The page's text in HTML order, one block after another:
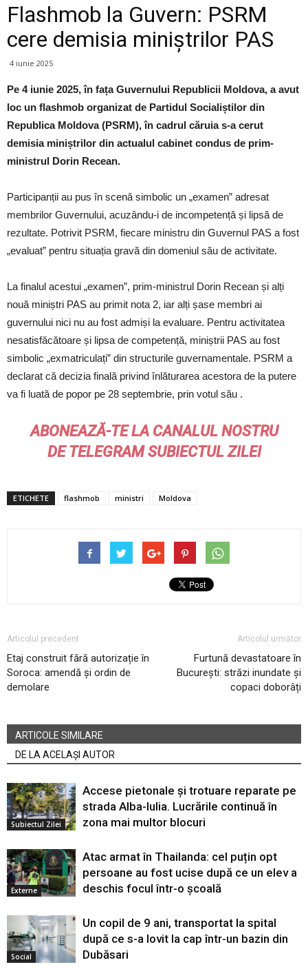
Flashmob la Guvern: PSRM
cere demisia miniștrilor PAS
4 iunie 2025
Pe 4 iunie 2025, în fața Guvernului Republicii Moldova, a avut
loc un flashmob organizat de Partidul Socialiștilor din
Republica Moldova (PSRM), în cadrul căruia s-a cerut
demisia miniștrilor din actualul cabinet condus de prim-
ministrul Dorin Recean.
Participanții au pus în scenă simbolic un „examen” adresat
membrilor Guvernului, acuzându-i de incompetență și lipsă de
rezultate. Potrivit PSRM, fiecare ministru din Guvernul PAS a fost
„evaluat” pentru situația gravă din domeniul său de activitate.
La finalul acestui „examen”, prim-ministrul Dorin Recean și alți
nouă miniștri PAS au primit nota 2, iar alți șase membri ai
guvernului nici nu au fost admiși la evaluare. Pentru activitatea
nesatisfăcătoare și lipsa de competență, miniștrii PAS au fost
simbolic „exmatriculați” din structurile guvernamentale. PSRM a
declarat că decizia finală privind înlăturarea acestora de la putere
va fi luată de popor pe 28 septembrie, prin votul său .
ABONEAZĂ-TE LA CANALUL NOSTRU
DETELEGRAMSUBIECTUL ZILEI
ETICHETE flashmob ministri Moldova
Articolul precedent
Etaj construit fără autorizație în
Soroca: amendă și ordin de
demolare
Articolul următor
Furtună devastatoare în
București: străzi inundate și
copaci doborâți
ARTICOLE SIMILARE
DE LA ACELAȘI AUTOR
Subiectul Zilei
Accese pietonale și trotuare reparate pe
strada Alba-Iulia. Lucrările continuă în
zona mai multor blocuri
Externe
Atac armat în Thailanda: cel puțin opt
persoane au fost ucise după ce un elev a
deschis focul într-o școală
Social
Un copil de 9 ani, transportat la spital
după ce s-a lovit la cap într-un bazin din
Dubăsari